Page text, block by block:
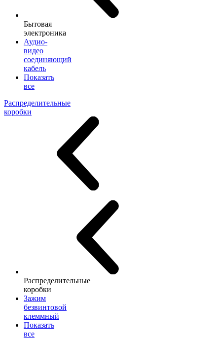
Бытовая
электроника
Аудио-
видео
соединяющий
кабель
Показать
все
Распределительные
коробки
Распределительные
коробки
Зажим
безвинтовой
клеммный
Показать
все